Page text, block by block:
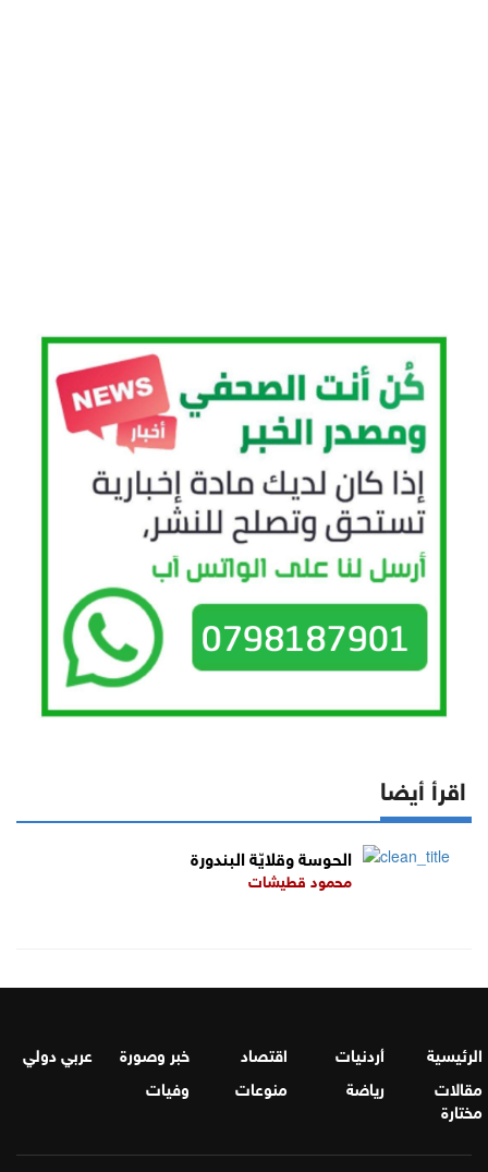
اقرأ أيضا
الحوسة وقلايّة البندورة
محمود قطيشات
الرئيسية أردنيات اقتصاد خبر وصورة
عربي دولي
مقالات
مختارة
رياضة منوعات وفيات